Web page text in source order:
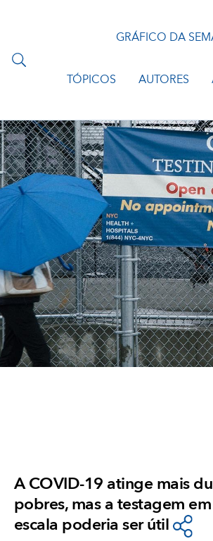
GRÁFICO DA
TÓPICOS AUTORES
A COVID-19 atinge mais
pobres, mas a testagem
escala poderia ser útil